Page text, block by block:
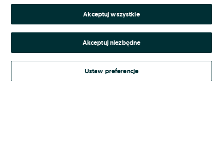
Nie pamiętasz hasła?
Zaloguj się
Kontynuując za pośrednictwem jednego z dostawców wskazanych powyżej,
Regulamin serwisuOLX.pl w jego aktualnym brzmieniu.
Akceptuj wszystkie
Akceptuj niezbędne
Ustaw preferencje